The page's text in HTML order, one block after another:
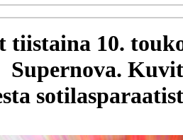
tiistaina 10.
Supernova.